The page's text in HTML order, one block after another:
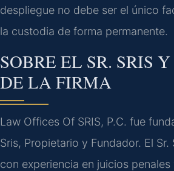
despliegue no debe ser el único
la custodia de forma permanente.
SOBRE EL SR. SRIS
DE LA FIRMA
Law Offices Of SRIS, P.C. fue
Sris, Propietario y Fundador. El Sr.
con experiencia en juicios